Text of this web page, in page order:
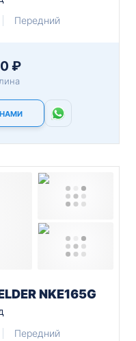
Передний
₽
NKE165G
Передний